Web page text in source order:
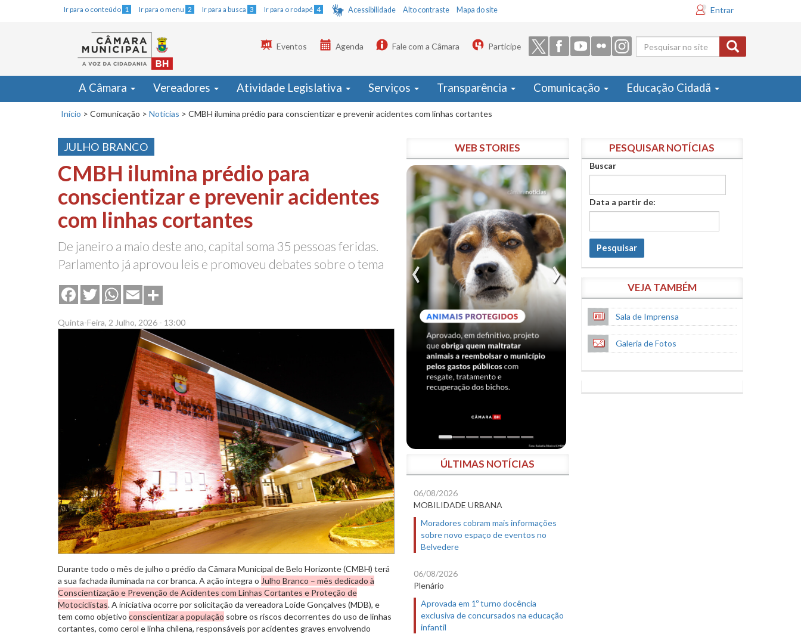
Ir para o conteúdo 1 Ir para o menu 2 Ir para a busca 3 Ir para o rodapé 4 Acessibilidade Alto contraste Mapa do site Entrar
Formulário
de busca
Eventos Agenda Fale com a Câmara Participe
A Câmara Vereadores Atividade Legislativa Serviços Transparência Comunicação Educação Cidadã
Início > Comunicação > Notícias > CMBH ilumina prédio para conscientizar e prevenir acidentes com linhas cortantes
JULHO BRANCO
CMBH ilumina prédio para
conscientizar e prevenir acidentes
com linhas cortantes
De janeiro a maio deste ano, capital soma 35 pessoas feridas.
Parlamento já aprovou leis e promoveu debates sobre o tema
FacebookTwitterWhatsApp
Email
Quinta-Feira, 2 Julho, 2026 - 13:00
Durante todo o mês de julho o prédio da Câmara Municipal de Belo Horizonte (CMBH) terá
a sua fachada iluminada na cor branca. A ação integra o Julho Branco – mês dedicado à
Conscientização e Prevenção de Acidentes com Linhas Cortantes e Proteção de
Motociclistas. A iniciativa ocorre por solicitação da vereadora Loíde Gonçalves (MDB), e
tem como objetivo conscientizar a população sobre os riscos decorrentes do uso de linhas
cortantes, como cerol e linha chilena, responsáveis por acidentes graves envolvendo
WEB STORIES
ÚLTIMAS NOTÍCIAS
06/08/2026
MOBILIDADE URBANA
Moradores cobram mais informações
sobre novo espaço de eventos no
Belvedere
06/08/2026
Plenário
Aprovada em 1º turno docência
exclusiva de concursados na educação
infantil
PESQUISAR NOTÍCIAS
Buscar
Data a partir de:
Pesquisar
VEJA TAMBÉM
Sala de Imprensa
Galeria de Fotos